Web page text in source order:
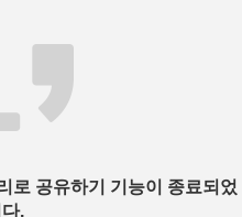
로 공유하기 기능이 종료되었
.